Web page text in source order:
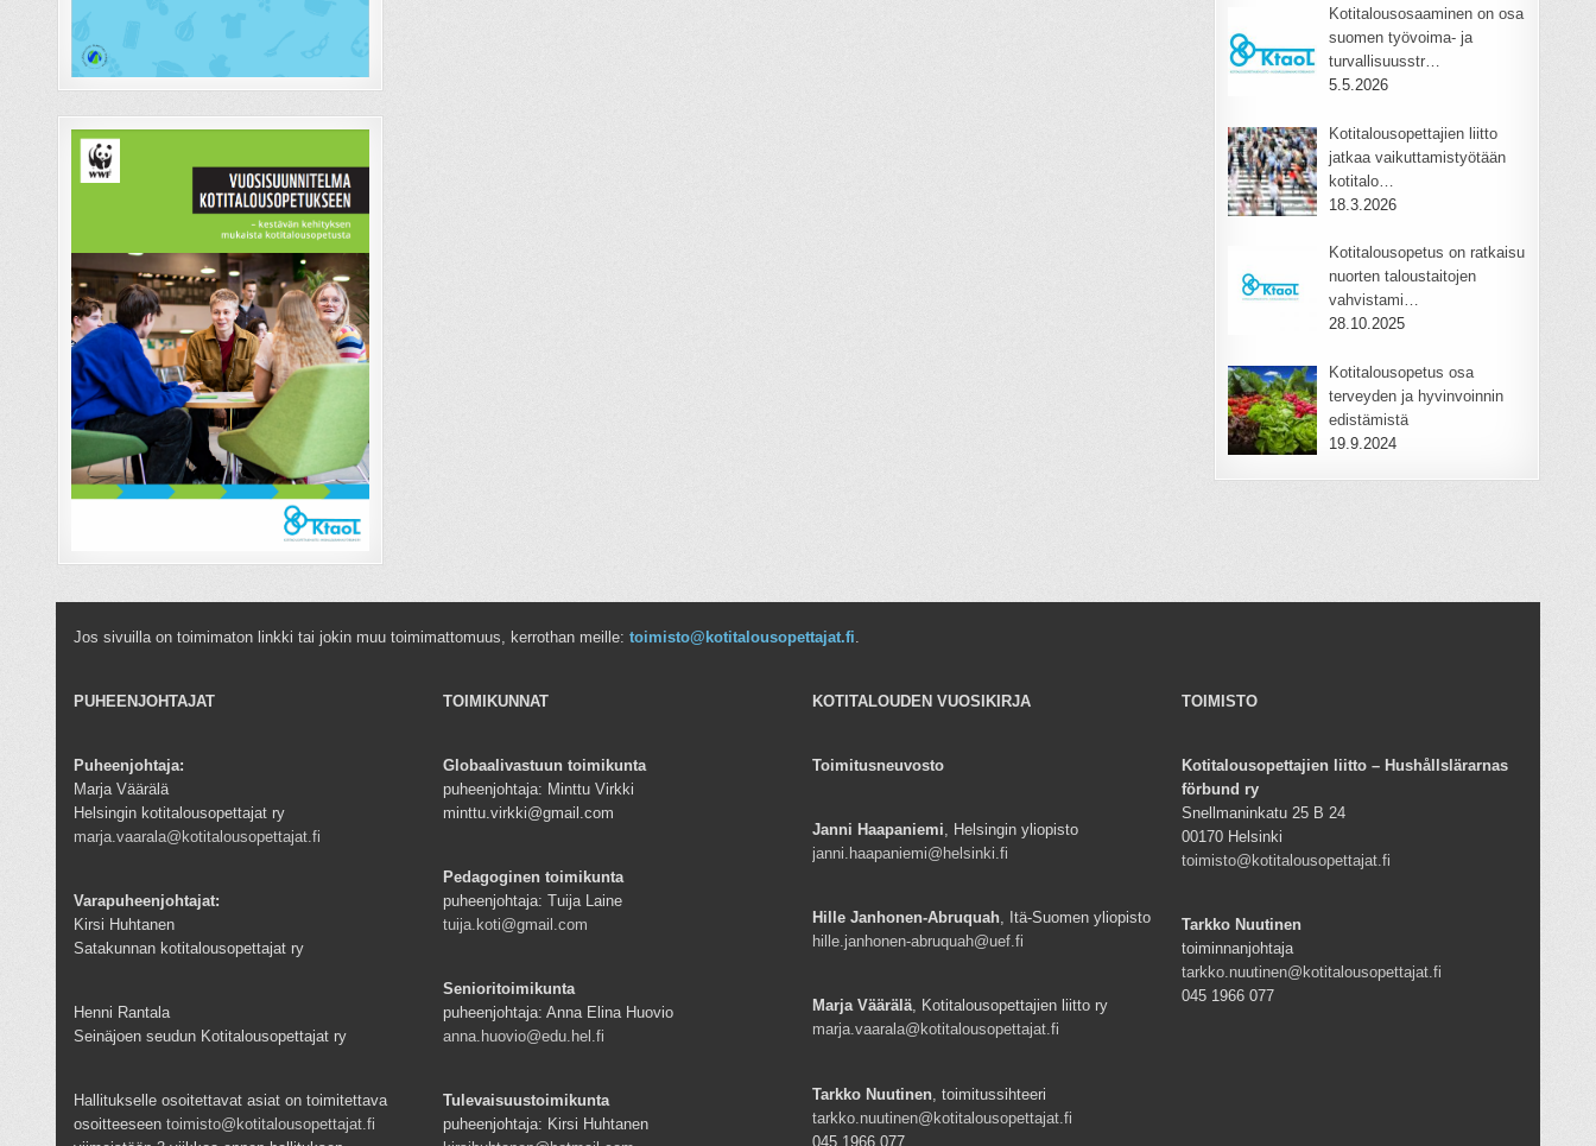
Kotitalousosaaminen on osa
suomen työvoima- ja
turvallisuusstr…
5.5.2026
Kotitalousopettajien liitto
jatkaa vaikuttamistyötään
kotitalo…
18.3.2026
Kotitalousopetus on ratkaisu
nuorten taloustaitojen
vahvistami…
28.10.2025
Kotitalousopetus osa
terveyden ja hyvinvoinnin
edistämistä
19.9.2024
Jos sivuilla on toimimaton linkki tai jokin muu toimimattomuus, kerrothan meille: toimisto@kotitalousopettajat.fi
PUHEENJOHTAJAT
Puheenjohtaja:
Marja Väärälä
Helsingin kotitalousopettajat ry
marja.vaarala@kotitalousopettajat.fi
Varapuheenjohtajat:
Kirsi Huhtanen
Satakunnan kotitalousopettajat ry
Henni Rantala
Seinäjoen seudun Kotitalousopettajat ry
Hallitukselle osoitettavat asiat on toimitettava
osoitteeseentoimisto@kotitalousopettajat.fi
TOIMIKUNNAT
Globaalivastuun toimikunta
puheenjohtaja: Minttu Virkki
minttu.virkki@gmail.com
Pedagoginen toimikunta
puheenjohtaja: Tuija Laine
tuija.koti@gmail.com
Senioritoimikunta
puheenjohtaja: Anna Elina Huovio
anna.huovio@edu.hel.fi
Tulevaisuustoimikunta
puheenjohtaja: Kirsi Huhtanen
KOTITALOUDEN VUOSIKIRJA
Toimitusneuvosto
Janni Haapaniemi, Helsingin yliopisto
janni.haapaniemi@helsinki.fi
Hille Janhonen-Abruquah, Itä-Suomen yliopisto
hille.janhonen-abruquah@uef.fi
Marja Väärälä, Kotitalousopettajien liitto ry
marja.vaarala@kotitalousopettajat.fi
Tarkko Nuutinen , toimitussihteeri
tarkko.nuutinen@kotitalousopettajat.fi
045 1966 077
TOIMISTO
Kotitalousopettajien liitto – Hushållslärarnas
förbund ry
Snellmaninkatu 25 B 24
00170 Helsinki
toimisto@kotitalousopettajat.fi
Tarkko Nuutinen
toiminnanjohtaja
tarkko.nuutinen@kotitalousopettajat.fi
045 1966 077